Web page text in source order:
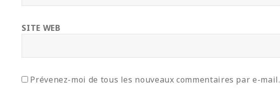
SITE WEB
Prévenez-moi de tous les nouveaux commentaires par e-mail.